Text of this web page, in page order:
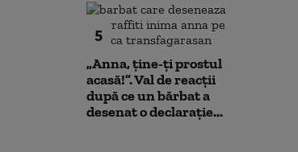
5
„Anna, ţine-ţi prostul
acasă!”. Val de reacții
după ce un bărbat a
desenat o declarație...